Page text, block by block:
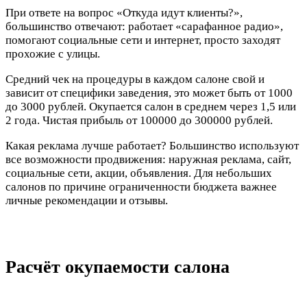
При ответе на вопрос «Откуда идут клиенты?»,
большинство отвечают: работает «сарафанное радио»,
помогают социальные сети и интернет, просто заходят
прохожие с улицы.
Средний чек на процедуры в каждом салоне свой и
зависит от специфики заведения, это может быть от 1000
до 3000 рублей. Окупается салон в среднем через 1,5 или
2 года. Чистая прибыль от 100000 до 300000 рублей.
Какая реклама лучше работает? Большинство используют
все возможности продвижения: наружная реклама, сайт,
социальные сети, акции, объявления. Для небольших
салонов по причине ограниченности бюджета важнее
личные рекомендации и отзывы.
Расчёт окупаемости салона